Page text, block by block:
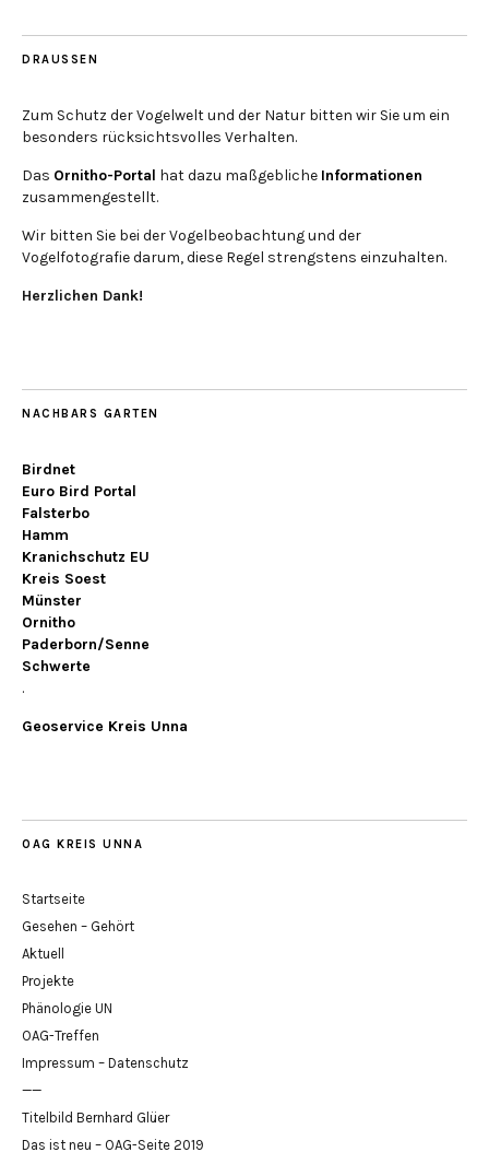
DRAUSSEN
Zum Schutz der Vogelwelt und der Natur bitten wir Sie um ein
besonders rücksichtsvolles Verhalten.
Das Ornitho-Portal hat dazu maßgebliche Informationen
zusammengestellt.
Wir bitten Sie bei der Vogelbeobachtung und der
Vogelfotografie darum, diese Regel strengstens einzuhalten.
Herzlichen Dank!
NACHBARS GARTEN
Birdnet
Euro Bird Portal
Falsterbo
Hamm
Kranichschutz EU
Kreis Soest
Münster
Ornitho
Paderborn/Senne
Schwerte
.
Geoservice Kreis Unna
OAG KREIS UNNA
Startseite
Gesehen – Gehört
Aktuell
Projekte
Phänologie UN
OAG-Treffen
Impressum – Datenschutz
——
Titelbild Bernhard Glüer
Das ist neu – OAG-Seite 2019